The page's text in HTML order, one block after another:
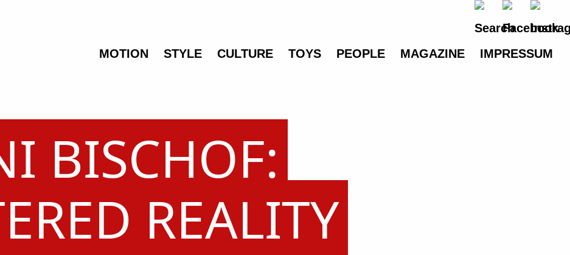
MOTION STYLE CULTURE TOYS PEOPLE MAGAZINE IMPRESSUM
BISCHOF:
REALITY